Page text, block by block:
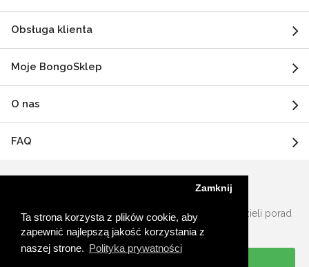
Ta strona korzysta z plików cookie, aby
zapewnić najlepszą jakość korzystania z
naszej strone. Polityka prywatności
Zamknij
Obsługa klienta
Moje BongoSklep
O nas
FAQ
Potrzebujesz pomocy lub porady?
Nasz zespół specjalistów ds. Produktów chętnie udzieli porad
ekspertów.